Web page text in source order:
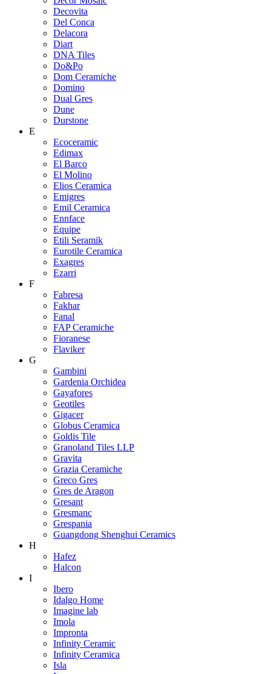
Decovita
Del Conca
Delacora
Diart
DNA Tiles
Do&Po
Dom Ceramiche
Domino
Dual Gres
Dune
Durstone
E
Ecoceramic
Edimax
El Barco
El Molino
Elios Ceramica
Emigres
Emil Ceramica
Ennface
Equipe
Etili Seramik
Eurotile Ceramica
Exagres
Ezarri
F
Fabresa
Fakhar
Fanal
FAP Ceramiche
Fioranese
Flaviker
G
Gambini
Gardenia Orchidea
Gayafores
Geotiles
Gigacer
Globus Ceramica
Goldis Tile
Granoland Tiles LLP
Gravita
Grazia Ceramiche
Greco Gres
Gres de Aragon
Gresant
Gresmanc
Grespania
Guangdong Shenghui Ceramics
H
Hafez
Halcon
I
Ibero
Idalgo Home
Imagine lab
Imola
Impronta
Infinity Ceramic
Infinity Ceramica
Isla